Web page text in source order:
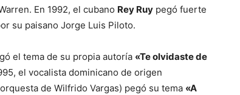
En 1992, el cubano Rey Ruy pegó fuerte
su paisano Jorge Luis Piloto.
el tema de su propia autoría «Te olvidaste de
el vocalista dominicano de origen
de Wilfrido Vargas) pegó su tema «A